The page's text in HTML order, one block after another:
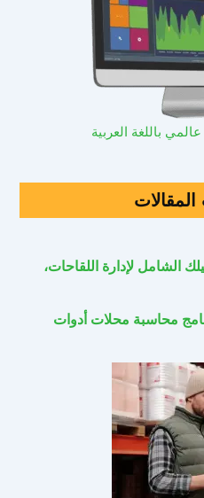
باللغة العربية
الشامل لإدارة اللقاحات،
محاسبة محلات أدوات